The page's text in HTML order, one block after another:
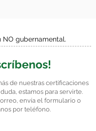
gubernamental.
de nuestras certificaciones
estamos para servirte.
envía el formulario o
por teléfono.